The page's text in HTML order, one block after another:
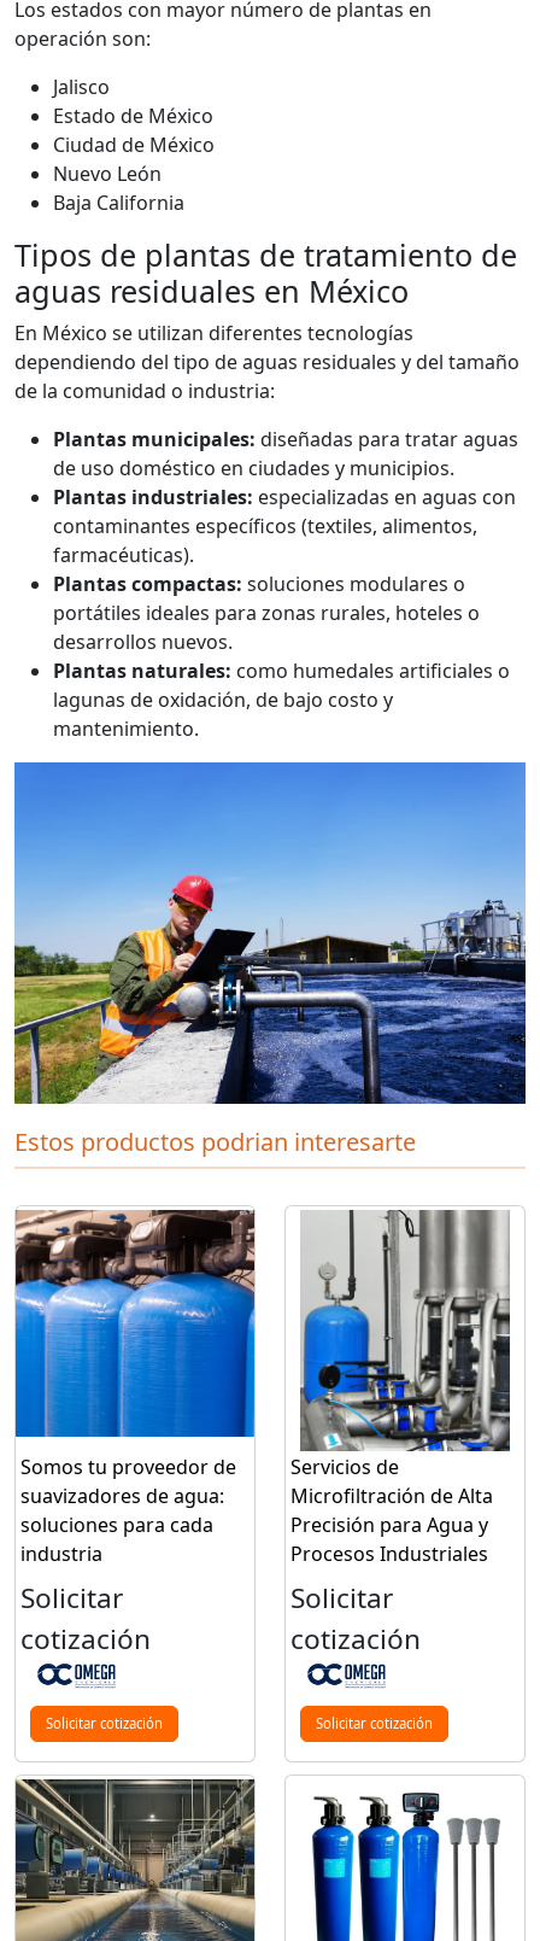
Los estados con mayor número de plantas en
operación son:
Jalisco
Estado de México
Ciudad de México
Nuevo León
Baja California
Tipos de plantas de tratamiento de
aguas residuales en México
En México se utilizan diferentes tecnologías
dependiendo del tipo de aguas residuales y del tamaño
de la comunidad o industria:
Plantas municipales: diseñadas para tratar aguas
de uso doméstico en ciudades y municipios.
Plantas industriales: especializadas en aguas con
contaminantes específicos (textiles, alimentos,
farmacéuticas).
Plantas compactas: soluciones modulares o
portátiles ideales para zonas rurales, hoteles o
desarrollos nuevos.
Plantas naturales: como humedales artificiales o
lagunas de oxidación, de bajo costo y
mantenimiento.
Estos productos podrian interesarte
Somos tu proveedor de
suavizadores de agua:
soluciones para cada
industria
Solicitar
cotización
Solicitar cotización
Servicios de
Microfiltración de Alta
Precisión para Agua y
Procesos Industriales
Solicitar
cotización
Solicitar cotización